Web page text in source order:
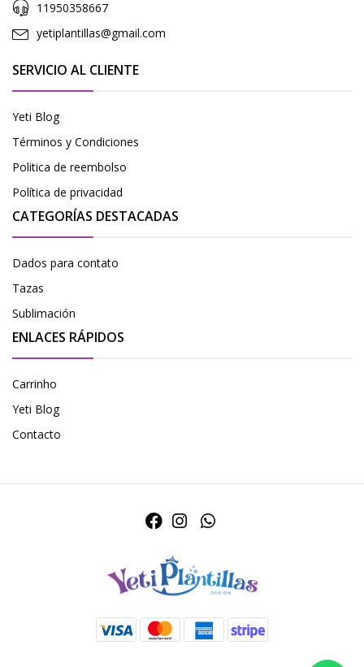
11950358667
yetiplantillas@gmail.com
SERVICIO AL CLIENTE
Yeti Blog
Términos y Condiciones
Politica de reembolso
Política de privacidad
CATEGORÍAS DESTACADAS
Dados para contato
Tazas
Sublimación
ENLACES RÁPIDOS
Carrinho
Yeti Blog
Contacto